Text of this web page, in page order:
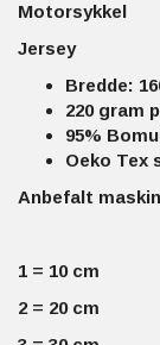
Motorsykkel
Jersey
Bredde:
220 gram
95%
Oeko Tex
Anbefalt
1 = 10 cm
2 = 20 cm